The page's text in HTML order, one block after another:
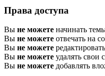
Права доступа
Вы не можете начинать
Вы не можете отвечать на
Вы не можете
Вы не можете удалять свои
Вы не можете добавлять